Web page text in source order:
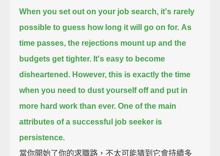
When you set out on your job search, it's rarely
possible to guess how long it will go on for. As
time passes, the rejections mount up and the
budgets get tighter. It's easy to become
disheartened. However, this is exactly the time
when you need to dust yourself off and put in
more hard work than ever. One of the main
attributes of a successful job seeker is
persistence.
當你開始了你的求職路，不太可能猜到它會持續多